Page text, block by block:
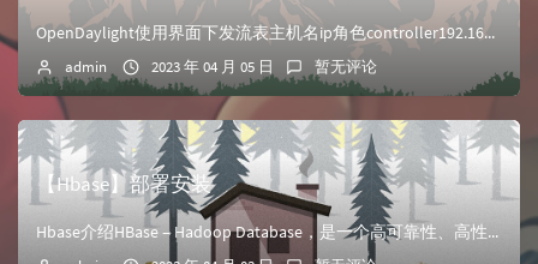
OpenDaylight使用界面下发流表主机名ip角色controller192.168.123.10控制器1ovs192.168.123.20交换机pc...
admin 2023 年 04 月 05 日 暂无评论
【Hbase】部署安装
Hbase介绍HBase – Hadoop Database，是一个高可靠性、高性能、面向列、可伸缩的分布式存储系统，利用HBase技术可在廉价PC Se...